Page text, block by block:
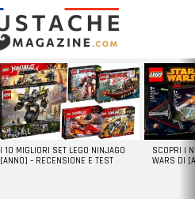
I 10 MIGLIORI SET LEGO NINJAGO
[ANNO] – RECENSIONE E TEST
SCOPRI I
WARS DI